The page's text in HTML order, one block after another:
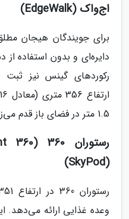
اج‌واک (EdgeWalk)
برای جویندگان هیجان
دایره‌ای و بدون استفاده
رکوردهای گینس نیز
1.5 متر در فضای باز قدم می‌زنند.
(SkyPod)